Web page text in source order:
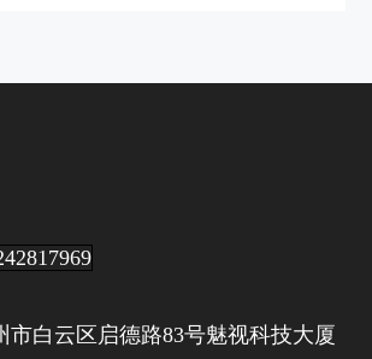
市白云区启德路83号魅视科技大厦